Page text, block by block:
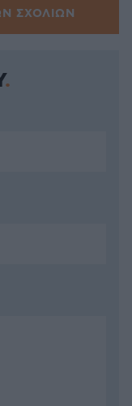
ΣΧΟΛΙΩΝ